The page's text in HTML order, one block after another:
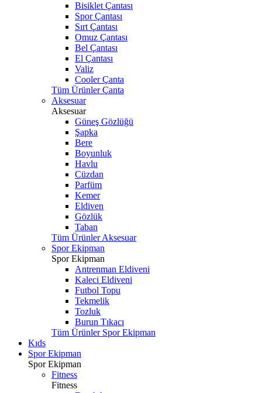
Bisiklet Çantası
Spor Çantası
Sırt Çantası
Omuz Çantası
Bel Çantası
El Çantası
Valiz
Cooler Çanta
Tüm Ürünler Çanta
Aksesuar
Aksesuar
Güneş Gözlüğü
Şapka
Bere
Boyunluk
Havlu
Cüzdan
Parfüm
Kemer
Eldiven
Gözlük
Taban
Tüm Ürünler Aksesuar
Spor Ekipman
Spor Ekipman
Antrenman Eldiveni
Kaleci Eldiveni
Futbol Topu
Tekmelik
Tozluk
Burun Tıkacı
Tüm Ürünler Spor Ekipman
Kıds
Spor Ekipman
Spor Ekipman
Fitness
Fitness